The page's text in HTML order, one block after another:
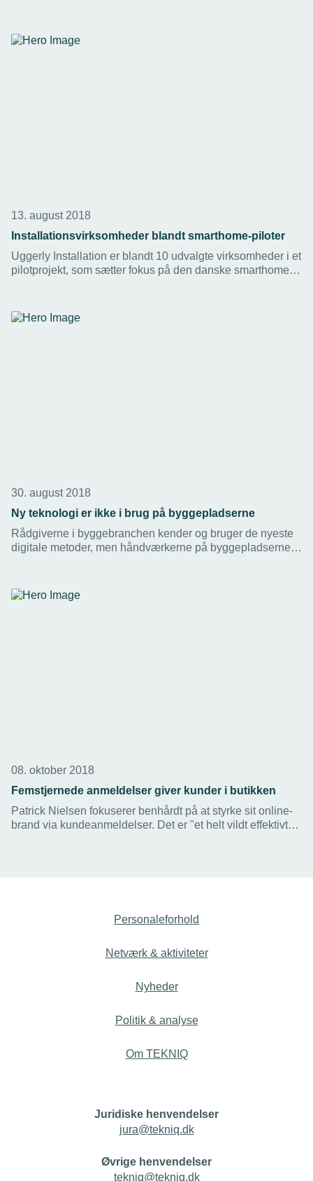
snak med Niels Jørgen Hansen, der er administrerende
direktør hos TEKNIQ, om de centrale budskaber i
13. august 2018
Installationsvirksomheder blandt smarthome-piloter
Uggerly Installation er blandt 10 udvalgte virksomheder i et
pilotprojekt, som sætter fokus på den danske smarthome-
30. august 2018
Ny teknologi er ikke i brug på byggepladserne
Rådgiverne i byggebranchen kender og bruger de nyeste
digitale metoder, men håndværkerne på byggepladserne
08. oktober 2018
Femstjernede anmeldelser giver kunder i butikken
Patrick Nielsen fokuserer benhårdt på at styrke sit online-
brand via kundeanmeldelser. Det er "et helt vildt effektivt
Personaleforhold
Netværk & aktiviteter
Nyheder
Politik & analyse
Om TEKNIQ
Juridiske henvendelser
jura@tekniq.dk
Øvrige henvendelser
tekniq@tekniq.dk